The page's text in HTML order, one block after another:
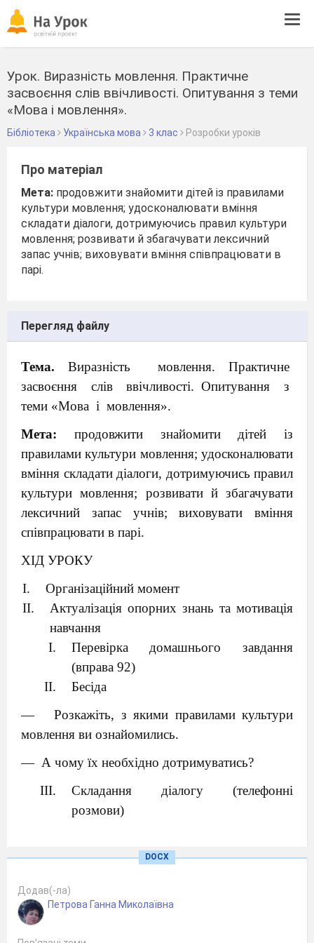
Урок. Виразність мовлення. Практичне
засвоєння слів ввічливості. Опитування з теми
«Мова і мовлення».
Бібліотека Українська мова 3 клас Розробки уроків
Про матеріал
Мета: продовжити знайомити дітей із правилами
культури мовлення; удосконалювати вміння
складати діалоги, дотримуючись правил культури
мовлення; розвивати й збагачувати лексичний
запас учнів; виховувати вміння співпрацювати в
парі.
Перегляд файлу
Тема. Виразність
мовлення. Практичне
засвоєння
слів ввічливості. Опитування
з
теми «Мова і мовлення».
Мета: продовжити знайомити дітей із
правилами культури мовлення; удосконалювати
вміння складати діалоги, дотримуючись правил
культури мовлення; розвивати й збагачувати
лексичний запас учнів; виховувати вміння
співпрацювати в парі.
ХІД УРОКУ
Організаційний момент
Актуалізація опорних знань та мотивація
навчання
Перевірка домашнього завдання
(вправа 92)
Бесіда
—
Розкажіть, з якими правилами культури
мовлення ви ознайомились.
— А чому їх необхідно дотримуватись?
Складання діалогу (телефонні
розмови)
цьому він або шепоче, або розмовляє надто
— Чи зрозуміли ви мене? Чому?
DOCX
Додав(-ла)
Петрова Ганна Миколаївна